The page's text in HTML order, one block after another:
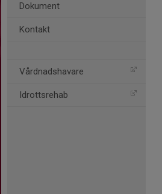
Dokument
Kontakt
Vårdnadshavare
Idrottsrehab